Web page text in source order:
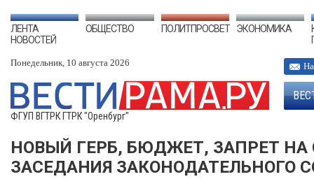
ЛЕНТА
НОВОСТЕЙ
ОБЩЕСТВО ПОЛИТПРОСВЕТ ЭКОНОМИКА
Понедельник, 10 августа 2026
ФГУП ВГТРК ГТРК "Оренбург"
НОВЫЙ ГЕРБ, БЮДЖЕТ, ЗАПРЕТ НА
ЗАСЕДАНИЯ ЗАКОНОДАТЕЛЬНОГО